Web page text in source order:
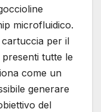
microfluidico.
per il
tutte le
come un
generare
del